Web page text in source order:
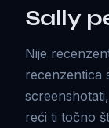
Sally
Nije
recenzentica
reći ti točno